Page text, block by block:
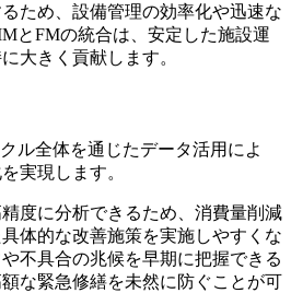
ため、設備管理の効率化や迅速な
とFMの統合は、安定した施設運
大きく貢献します。
ル全体を通じたデータ活用によ
実現します。
度に分析できるため、消費量削減
体的な改善施策を実施しやすくな
不具合の兆候を早期に把握できる
な緊急修繕を未然に防ぐことが可